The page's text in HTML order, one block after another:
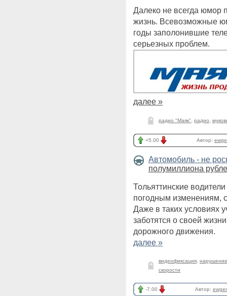
Далеко не всегда юмор
жизнь. Всевозможные
годы заполонившие
серьезных проблем.
далее »
радио "Маяк" радио
+5.00 Автор:
Автомобиль - не
полумиллиона
Тольяттинские
погодным изменениям,
Даже в таких условиях
заботятся о своей
дорожного движения.
далее »
видеофиксация
скорости
-7.00 Автор: